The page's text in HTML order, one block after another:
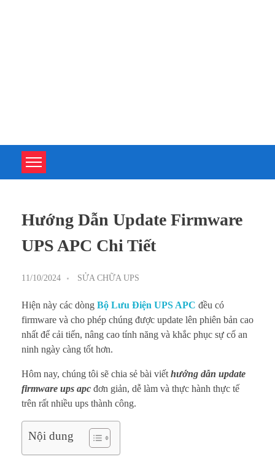
Hướng Dẫn Update Firmware
UPS APC Chi Tiết
11/10/2024 SỬA CHỮA UPS
Hiện này các dòng Bộ Lưu Điện UPS APC đều có
firmware và cho phép chúng được update lên phiên bản cao
nhất để cải tiến, nâng cao tính năng và khắc phục sự cố an
ninh ngày càng tốt hơn.
Hôm nay, chúng tôi sẽ chia sẻ bài viết hướng dẫn update
firmware ups apc đơn giản, dễ làm và thực hành thực tế
trên rất nhiều ups thành công.
Nội dung